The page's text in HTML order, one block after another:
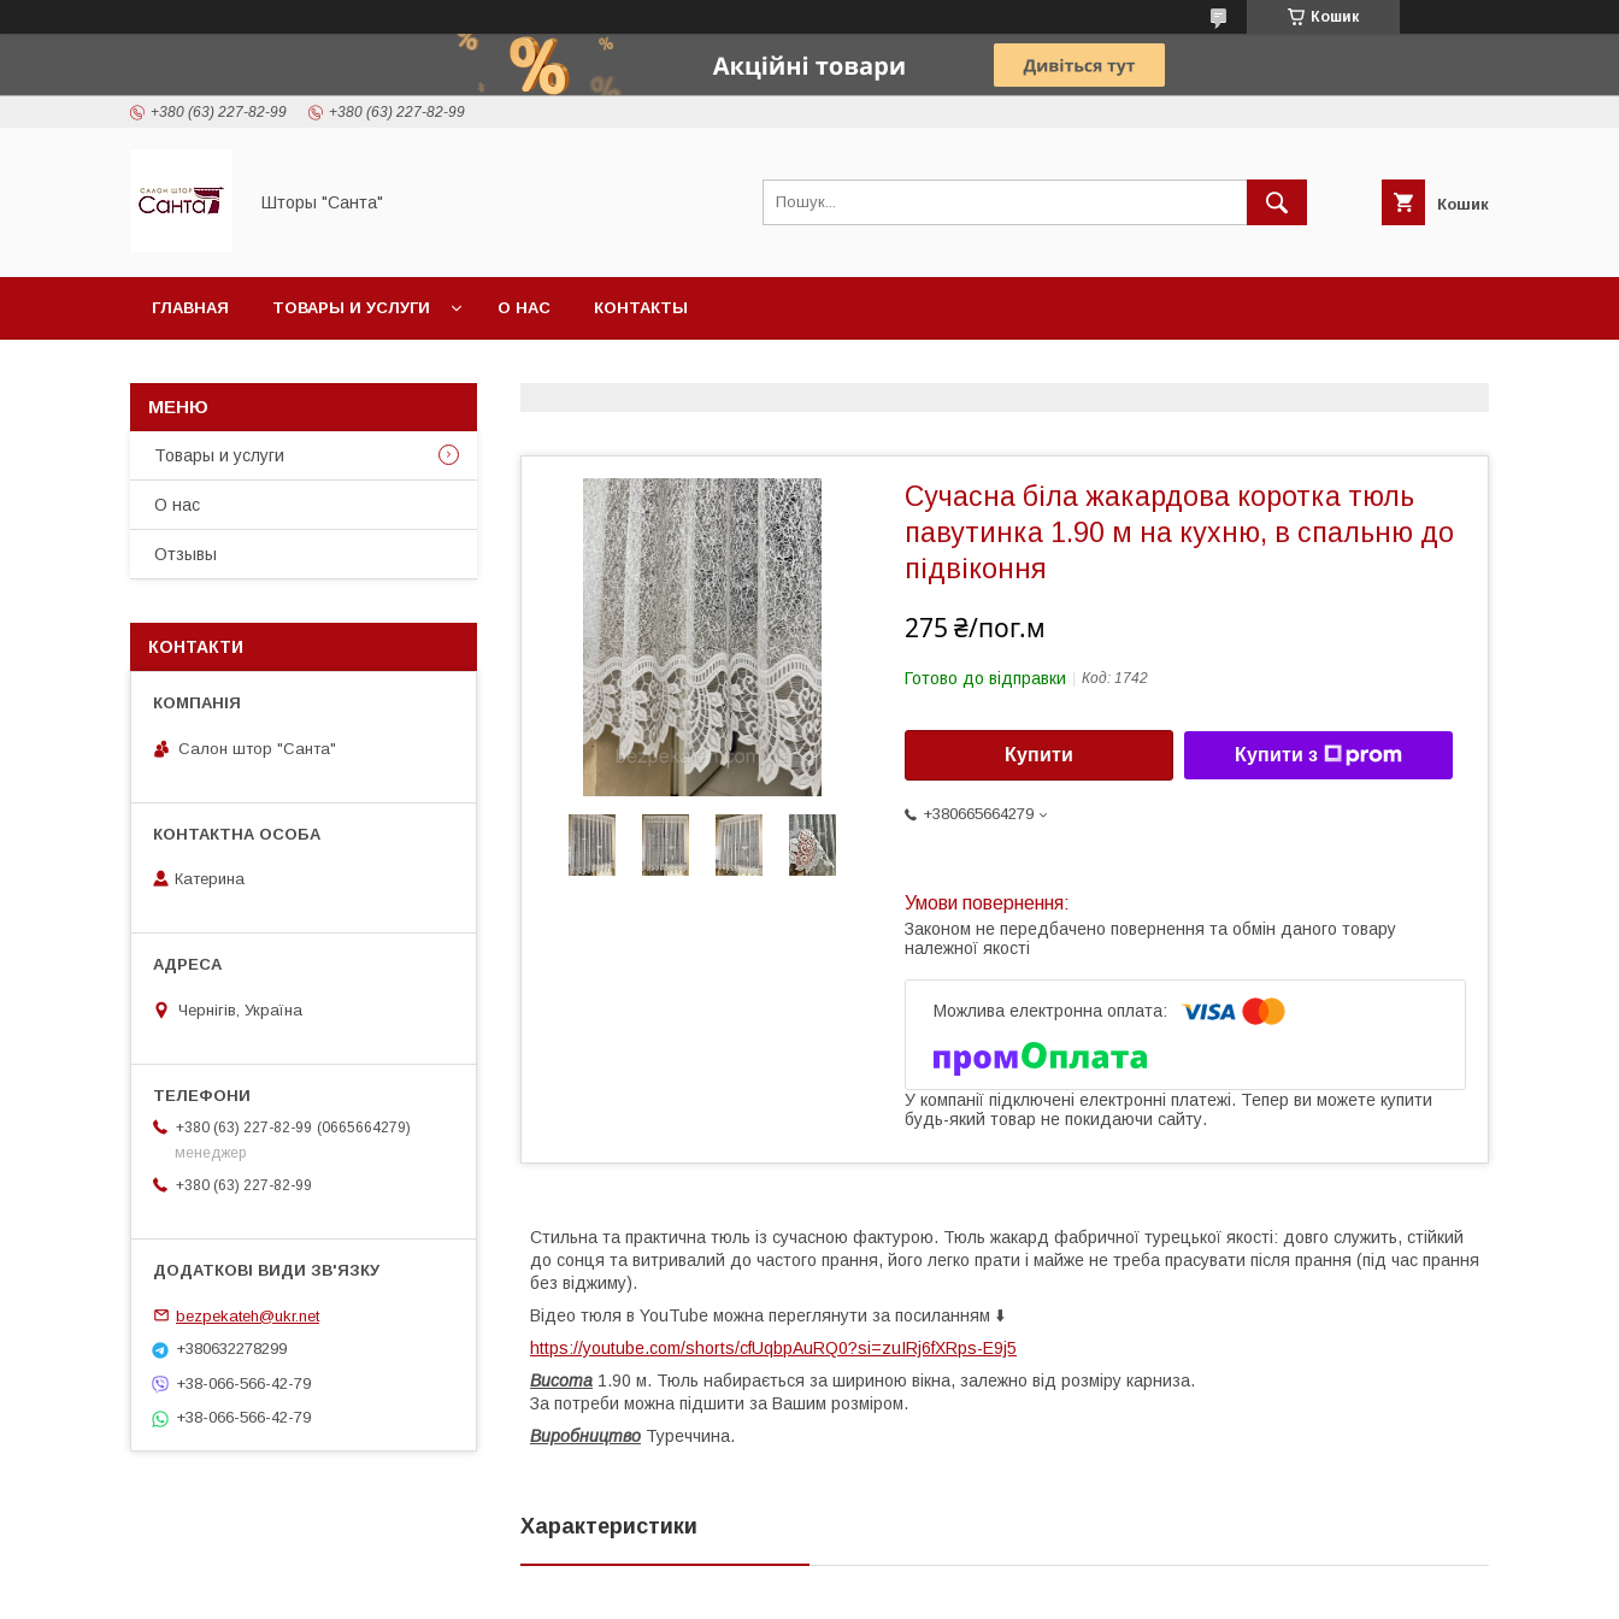
Кошик
+380 (63) 227-82-99 +380 (63) 227-82-99
Шторы "Санта" Кошик
ГЛАВНАЯ ТОВАРЫ И УСЛУГИ О НАС КОНТАКТЫ
Сучасна біла жакардова коротка тюль
павутинка 1.90 м на кухню, в спальню до
підвіконня
275 ₴/пог.м
Готово до відправки Код: 1742
Купити Купити з
+380665664279
Законом не передбачено повернення та обмін даного товару
належної якості
У компанії підключені електронні платежі. Тепер ви можете купити
будь-який товар не покидаючи сайту.
Стильна та практична тюль із сучасною фактурою. Тюль жакард фабричної турецької якості: довго служить, стійкий
до сонця та витривалий до частого прання, його легко прати і майже не треба прасувати після прання (під час прання
без віджиму).
Відео тюля в YouTube можна переглянути за посиланням ⬇️
https://youtube.com/shorts/cfUqbpAuRQ0?si=zuIRj6fXRps-E9j5
Висота 1.90 м. Тюль набирається за шириною вікна, залежно від розміру карниза.
За потреби можна підшити за Вашим розміром.
Виробництво Туреччина.
Характеристики
Товары и услуги
О нас
Отзывы
КОНТАКТИ
Салон штор "Санта"
Катерина
Чернігів, Україна
+380 (63) 227-82-99
0665664279
менеджер
+380 (63) 227-82-99
bezpekateh@ukr.net
+380632278299
+38-066-566-42-79
+38-066-566-42-79